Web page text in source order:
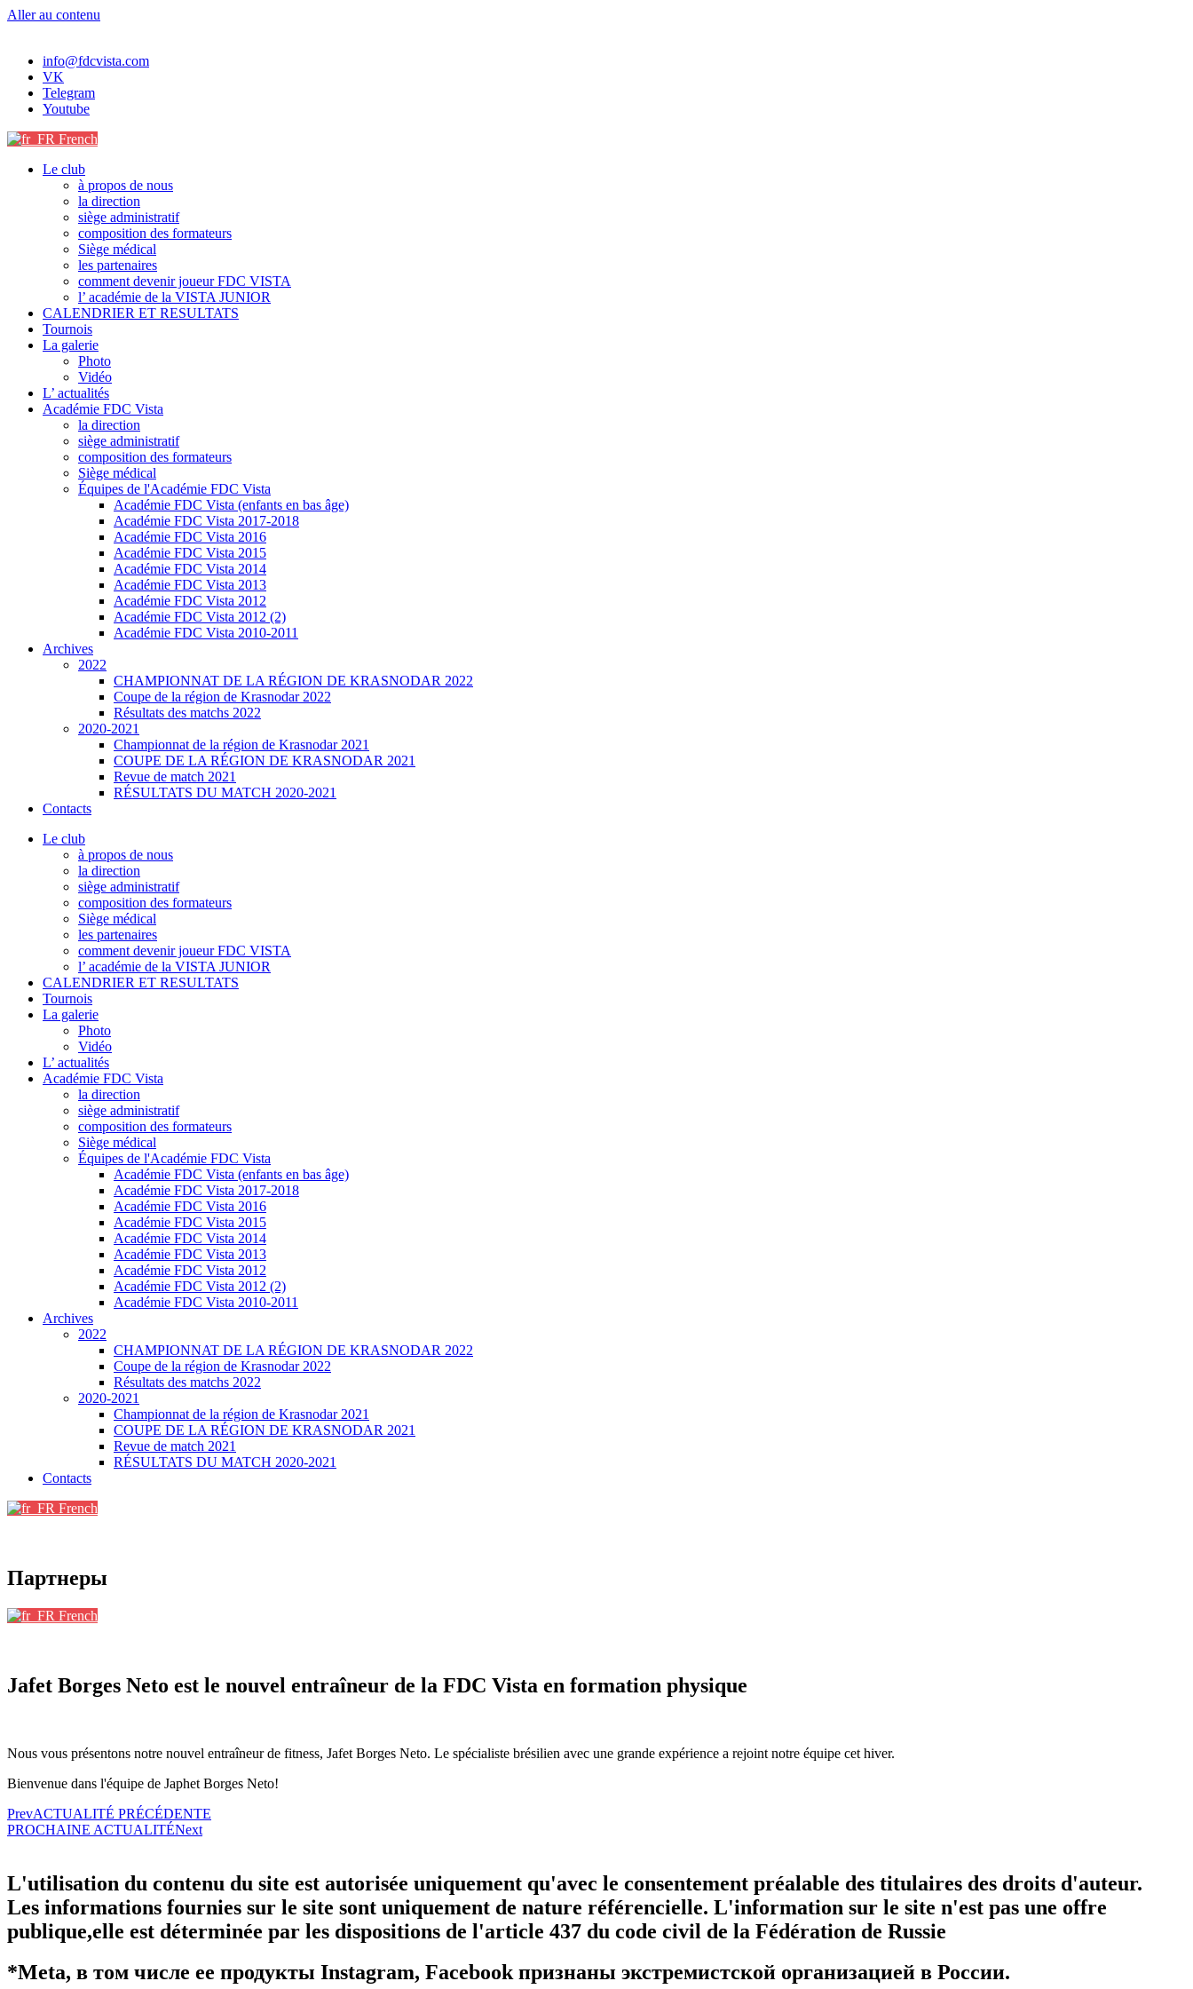
Aller au contenu
info@fdcvista.com
VK
Telegram
Youtube
French
Le club
à propos de nous
la direction
siège administratif
composition des formateurs
Siège médical
les partenaires
comment devenir joueur FDC VISTA
l’ académie de la VISTA JUNIOR
CALENDRIER ET RESULTATS
Tournois
La galerie
Photo
Vidéo
L’ actualités
Académie FDC Vista
la direction
siège administratif
composition des formateurs
Siège médical
Équipes de l'Académie FDC Vista
Académie FDC Vista (enfants en bas âge)
Académie FDC Vista 2017-2018
Académie FDC Vista 2016
Académie FDC Vista 2015
Académie FDC Vista 2014
Académie FDC Vista 2013
Académie FDC Vista 2012
Académie FDC Vista 2012 (2)
Académie FDC Vista 2010-2011
Archives
2022
CHAMPIONNAT DE LA RÉGION DE KRASNODAR 2022
Coupe de la région de Krasnodar 2022
Résultats des matchs 2022
2020-2021
Championnat de la région de Krasnodar 2021
COUPE DE LA RÉGION DE KRASNODAR 2021
Revue de match 2021
RÉSULTATS DU MATCH 2020-2021
Contacts
Le club
à propos de nous
la direction
siège administratif
composition des formateurs
Siège médical
les partenaires
comment devenir joueur FDC VISTA
l’ académie de la VISTA JUNIOR
CALENDRIER ET RESULTATS
Tournois
La galerie
Photo
Vidéo
L’ actualités
Académie FDC Vista
la direction
siège administratif
composition des formateurs
Siège médical
Équipes de l'Académie FDC Vista
Académie FDC Vista (enfants en bas âge)
Académie FDC Vista 2017-2018
Académie FDC Vista 2016
Académie FDC Vista 2015
Académie FDC Vista 2014
Académie FDC Vista 2013
Académie FDC Vista 2012
Académie FDC Vista 2012 (2)
Académie FDC Vista 2010-2011
Archives
2022
CHAMPIONNAT DE LA RÉGION DE KRASNODAR 2022
Coupe de la région de Krasnodar 2022
Résultats des matchs 2022
2020-2021
Championnat de la région de Krasnodar 2021
COUPE DE LA RÉGION DE KRASNODAR 2021
Revue de match 2021
RÉSULTATS DU MATCH 2020-2021
Contacts
French
Партнеры
French
Jafet Borges Neto est le nouvel entraîneur de la FDC Vista en formation physique
Nous vous présentons notre nouvel entraîneur de fitness, Jafet Borges Neto. Le spécialiste brésilien avec une grande expérience a rejoint notre équipe cet hiver.
Bienvenue dans l'équipe de Japhet Borges Neto!
PrevACTUALITÉ PRÉCÉDENTE
PROCHAINE ACTUALITÉNext
L'utilisation du contenu du site est autorisée uniquement qu'avec le consentement préalable des titulaires des droits d'auteur.
Les informations fournies sur le site sont uniquement de nature référencielle. L'information sur le site n'est pas une offre
publique,elle est déterminée par les dispositions de l'article 437 du code civil de la Fédération de Russie
*Meta, в том числе ее продукты Instagram, Facebook признаны экстремистской организацией в России.